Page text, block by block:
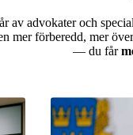
av advokater och
mer förberedd, mer
— du får